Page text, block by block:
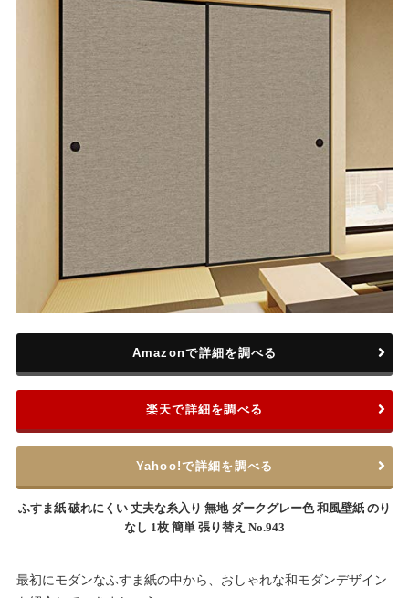
ふすま紙 破れにくい 丈夫な糸入り 無地 ダークグレー色 和風壁紙 のり
なし 1枚 簡単 張り替え No.943
Amazonで詳細を調べる
楽天で詳細を調べる
Yahoo!で詳細を調べる
最初にモダンなふすま紙の中から、おしゃれな和モダンデザイン